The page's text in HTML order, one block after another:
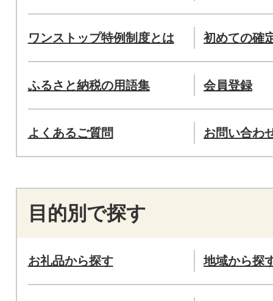
ワンストップ特例制度とは 初めての確
ふるさと納税の用語集 会員登録
よくあるご質問 お問い合わ
目的別で探す
お礼品から探す 地域から探